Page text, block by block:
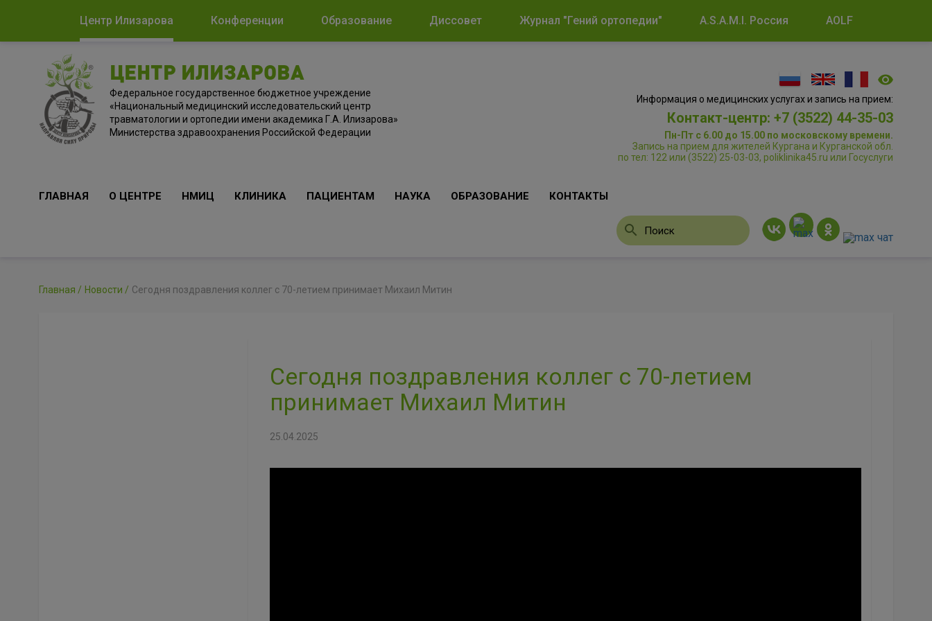
Центр Илизарова Конференции Образование Диссовет Журнал "Гений ортопедии" A.S.A.M.I. Россия AOLF
ЦЕНТР ИЛИЗАРОВА
Федеральное государственное бюджетное учреждение
«Национальный медицинский исследовательский центр
травматологии и ортопедии имени академика Г.А. Илизарова»
Министерства здравоохранения Российской Федерации
Информация о медицинских услугах и запись на прием:
Контакт-центр: +7 (3522) 44-35-03
Пн-Пт с 6.00 до 15.00 по московскому времени.
Запись на прием для жителей Кургана и Курганской обл.
по тел: 122 или (3522) 25-03-03, poliklinika45.ru или Госуслуги
ГЛАВНАЯ О ЦЕНТРЕ НМИЦ КЛИНИКА ПАЦИЕНТАМ НАУКА ОБРАЗОВАНИЕ КОНТАКТЫ
Главная Новости Сегодня поздравления коллег с 70-летием принимает Михаил Митин
Сегодня поздравления коллег с 70-летием
принимает Михаил Митин
25.04.2025